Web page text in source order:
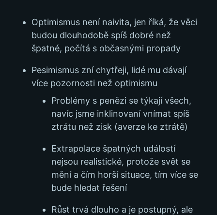
Optimismus není naivita, jen říká, že věci
budou dlouhodobě spíš dobré než
špatné, počítá s občasnými propady
Pesimismus zní chytřeji, lidé mu dávají
více pozornosti než optimismu
Problémy s penězi se týkají všech,
navíc jsme inklinovaní vnímat spíš
ztrátu než zisk (averze ke ztrátě)
Extrapolace špatných událostí
nejsou realistické, protože svět se
mění a čím horší situace, tím více se
bude hledat řešení
Růst trvá dlouho a je postupný, ale